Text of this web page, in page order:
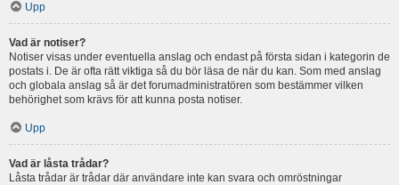
Upp
Vad är notiser?
Notiser visas under eventuella anslag och endast på första sidan i kategorin de
postats i. De är ofta rätt viktiga så du bör läsa de när du kan. Som med anslag
och globala anslag så är det forumadministratören som bestämmer vilken
behörighet som krävs för att kunna posta notiser.
Upp
Vad är låsta trådar?
Låsta trådar är trådar där användare inte kan svara och omröstningar